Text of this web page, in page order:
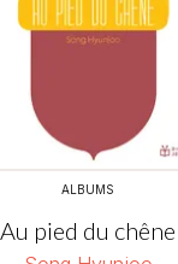
ALBUMS
Au pied du chêne